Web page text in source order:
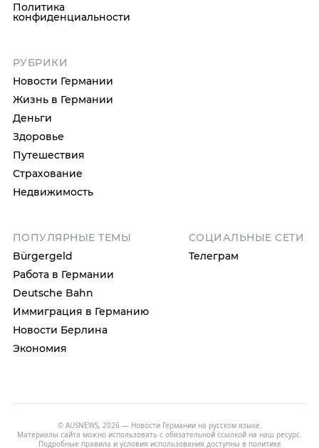
Политика
конфиденциальности
РУБРИКИ
Новости Германии
Жизнь в Германии
Деньги
Здоровье
Путешествия
Страхование
Недвижимость
ПОПУЛЯРНЫЕ ТЕМЫ
Bürgergeld
Работа в Германии
Deutsche Bahn
Иммиграция в Германию
Новости Берлина
Экономия
СОЦИАЛЬНЫЕ СЕТИ
Телеграм
© AUSNEWS, 2026 — Новости Германии на русском языке.
Материалы сайта можно использовать с обязательной ссылкой на наш ресурс.
Подробные правила и условия использования доступны в политике